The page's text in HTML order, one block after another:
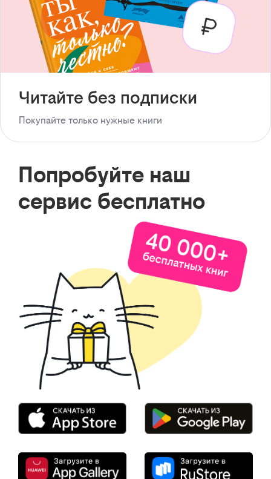
Читайте без подписки
Покупайте только нужные книги
Попробуйте наш
сервис бесплатно